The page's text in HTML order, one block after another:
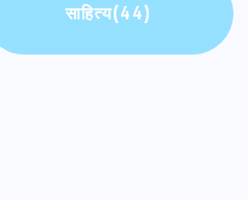
साहित्य(44)